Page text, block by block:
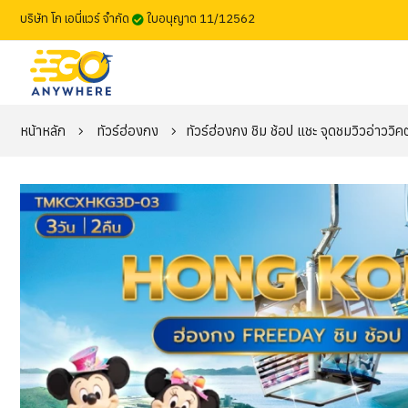
บริษัท โก เอนี่แวร์ จำกัด ใบอนุญาต 11/12562
หน้าหลัก ทัวร์ฮ่องกง ทัวร์ฮ่องกง ชิม ช้อป แชะ จุดชมวิวอ่าววิ